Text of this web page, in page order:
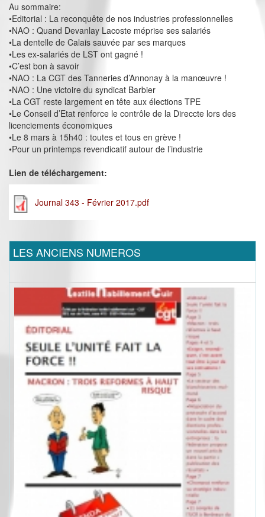
Au sommaire:
•Editorial : La reconquête de nos industries professionnelles
•NAO : Quand Devanlay Lacoste méprise ses salariés
•La dentelle de Calais sauvée par ses marques
•Les ex-salariés de LST ont gagné !
•C’est bon à savoir
•NAO : La CGT des Tanneries d’Annonay à la manœuvre !
•NAO : Une victoire du syndicat Barbier
•La CGT reste largement en tête aux élections TPE
•Le Conseil d’Etat renforce le contrôle de la Direccte lors des
licenciements économiques
•Le 8 mars à 15h40 : toutes et tous en grève !
•Pour un printemps revendicatif autour de l’industrie
Lien de téléchargement:
Journal 343 - Février 2017.pdf
LES ANCIENS NUMEROS